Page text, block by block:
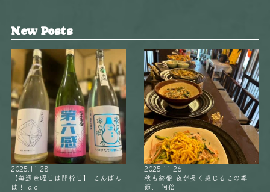
New Posts
2025.11.28
【毎週金曜日は開栓日】 こんばん
は！ aio…
2025.11.26
秋も終盤 夜が長く感じるこの季
節、 阿倍…